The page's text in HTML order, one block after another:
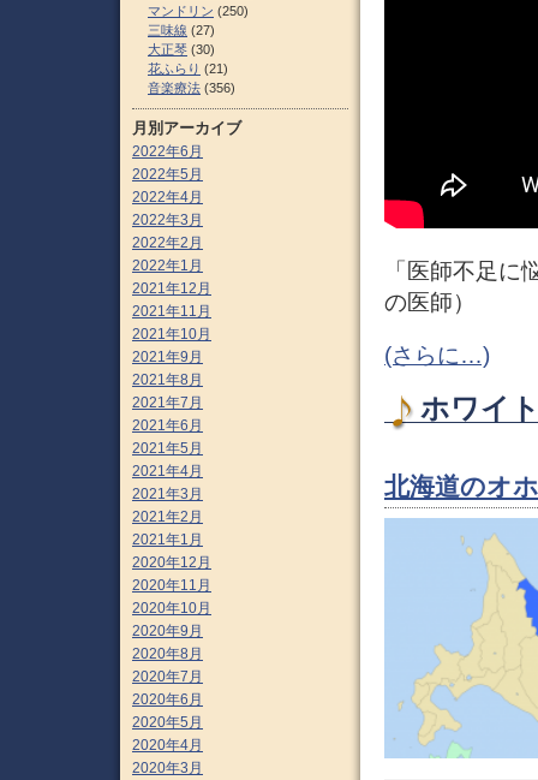
「医師不足
の医師）
(さらに…)
ホワイ
北海道のオ
マンドリン (250)
三味線 (27)
大正琴 (30)
花ふらり (21)
音楽療法 (356)
月別アーカイブ
2022年6月
2022年5月
2022年4月
2022年3月
2022年2月
2022年1月
2021年12月
2021年11月
2021年10月
2021年9月
2021年8月
2021年7月
2021年6月
2021年5月
2021年4月
2021年3月
2021年2月
2021年1月
2020年12月
2020年11月
2020年10月
2020年9月
2020年8月
2020年7月
2020年6月
2020年5月
2020年4月
2020年3月